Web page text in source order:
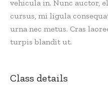
vehicula in. Nunc auctor,
cursus, mi ligula
urna nec metus. Cras
turpis blandit ut.
Class details